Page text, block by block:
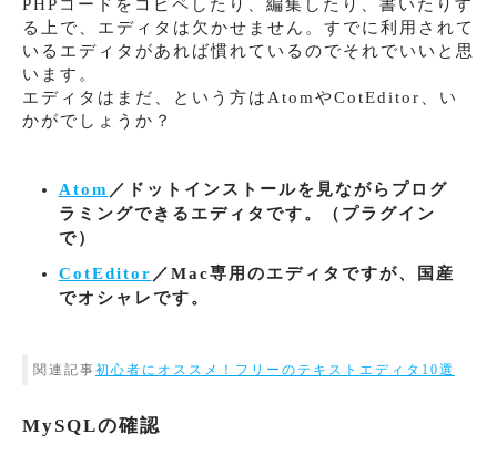
PHPコードをコピペしたり、編集したり、書いたりす
る上で、エディタは欠かせません。すでに利用されて
いるエディタがあれば慣れているのでそれでいいと思
います。
エディタはまだ、という方はAtomやCotEditor、い
かがでしょうか？
Atom ／ドットインストールを見ながらプログ
ラミングできるエディタです。（プラグイン
で）
CotEditor ／Mac専用のエディタですが、国産
でオシャレです。
関連記事初心者にオススメ！フリーのテキストエディタ10選
MySQLの確認